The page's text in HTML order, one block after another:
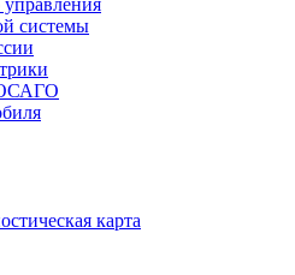
управления
системы
ОСАГО
карта